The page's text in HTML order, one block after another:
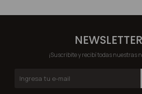
NEWSLETTER
¡Suscribite y recibí todas nuestras